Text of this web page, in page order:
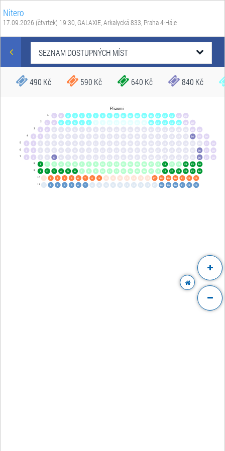
Nitero
17.09.2026 (čtvrtek) 19:30, GALAXIE, Arkalycká 833, Praha 4-Háje
SEZNAM DOSTUPNÝCH MÍST
490 Kč 590 Kč 640 Kč 840 Kč